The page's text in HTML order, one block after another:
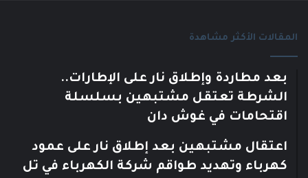
المقالات الأكثر مشاهدة
بعد مطاردة وإطلاق نار على الإطارات..
الشرطة تعتقل مشتبهين بسلسلة
اقتحامات في غوش دان
اعتقال مشتبهين بعد إطلاق نار على عمود
كهرباء وتهديد طواقم شركة الكهرباء في تل